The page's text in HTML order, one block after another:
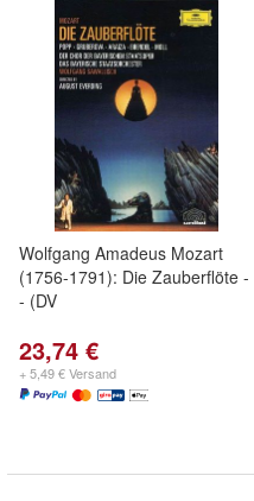
Wolfgang Amadeus Mozart
(1756-1791): Die Zauberflöte -
- (DV
23,74 €
+ 5,49 € Versand